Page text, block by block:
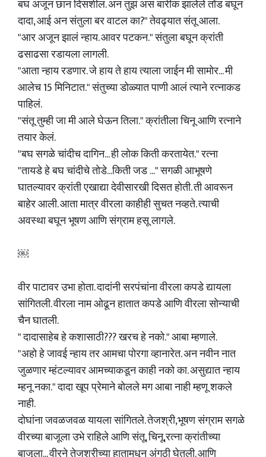
बघ अजून छान दिसशील. अन तुझं अस बारीक झालेले तोंड बघून
दादा, आई अन संतुला बर वाटल का?" तेवढ्यात संतू आला.
"आर अजून झालं न्हाय. आवर पटकन." संतुला बघून क्रांती
ढसाढसा रडायला लागली.
"आता न्हाय रडणार. जे हाय ते हाय त्याला जाईन मी सामोर... मी
आलेच 15 मिनिटात." संतुच्या डोळ्यात पाणी आलं त्याने रत्नाकड
पाहिलं.
"संतू तुम्ही जा मी आले घेऊन तिला." क्रांतीला चिनू आणि रत्नाने
तयार केलं.
"बघ सगळे चांदीच दागिन... ही लोक किती करतायेत." रत्ना
"तायडे हे बघ चांदीचे तोडे...किती जड ..." सगळी आभूषणे
घातल्यावर क्रांती एखाद्या देवीसारखी दिसत होती. ती आवरून
बाहेर आली. आता मात्र वीरला काहीही सुचत नव्हते. त्याची
अवस्था बघून भूषण आणि संग्राम हसू लागले.
￼
वीर पाटावर उभा होता. दादांनी सरपंचांना वीरला कपडे द्यायला
सांगितली. वीरला नाम ओढून हातात कपडे आणि वीरला सोन्याची
चैन घातली.
" दादासाहेब हे कशासाठी??? खरच हे नको." आबा म्हणाले.
"अहो हे जावई न्हाय तर आमचा पोरगा व्हानारेत. अन नवीन नात
जुळणार म्हंटल्यावर आमच्याकडून काही नको का. असुद्यात न्हाय
म्हनू नका." दादा खूप प्रेमाने बोलले मग आबा नाही म्हणू शकले
नाही.
दोघांना जवळजवळ यायला सांगितले. तेजश्री,भूषण संग्राम सगळे
वीरच्या बाजूला उभे राहिले आणि संतू, चिनू,रत्ना क्रांतीच्या